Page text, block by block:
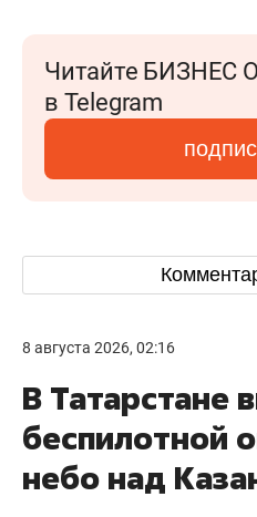
Читайте БИЗНЕС
в Telegram
8 августа 2026, 02:16
В Татарстане
беспилотной
небо над